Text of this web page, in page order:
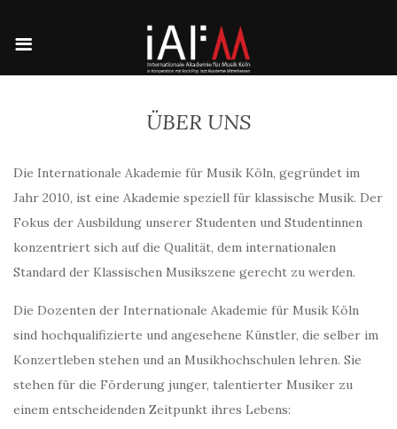
ÜBER UNS
Die Internationale Akademie für Musik Köln, gegründet im
Jahr 2010, ist eine Akademie speziell für klassische Musik. Der
Fokus der Ausbildung unserer Studenten und Studentinnen
konzentriert sich auf die Qualität, dem internationalen
Standard der Klassischen Musikszene gerecht zu werden.
Die Dozenten der Internationale Akademie für Musik Köln
sind hochqualifizierte und angesehene Künstler, die selber im
Konzertleben stehen und an Musikhochschulen lehren. Sie
stehen für die Förderung junger, talentierter Musiker zu
einem entscheidenden Zeitpunkt ihres Lebens: